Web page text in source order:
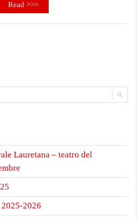
Read >>>
Lauretana – teatro del
2026